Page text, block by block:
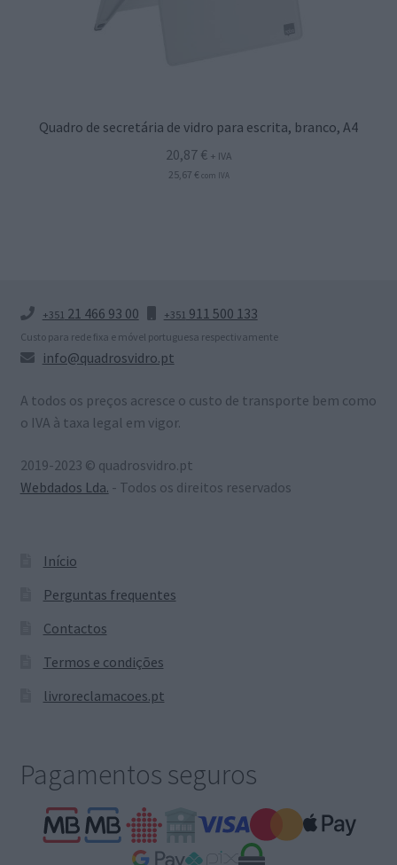
Quadro de secretária de vidro para escrita, branco, A4
20,87 € + IVA
25,67 € com IVA
+351 21 466 93 00 +351 911 500 133
Custo para rede fixa e móvel portuguesa respectivamente
info@quadrosvidro.pt
A todos os preços acresce o custo de transporte bem como
o IVA à taxa legal em vigor.
2019-2023 © quadrosvidro.pt
Webdados Lda. - Todos os direitos reservados
Início
Perguntas frequentes
Contactos
Termos e condições
livroreclamacoes.pt
Pagamentos seguros